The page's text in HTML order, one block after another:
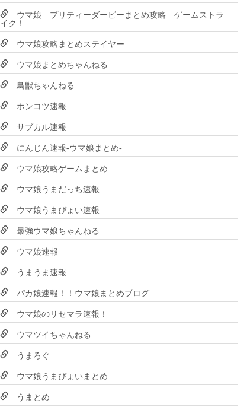
ウマ娘 プリティーダービーまとめ攻略 ゲームストラ
イク！
ウマ娘攻略まとめステイヤー
ウマ娘まとめちゃんねる
鳥獣ちゃんねる
ポンコツ速報
サブカル速報
にんじん速報-ウマ娘まとめ-
ウマ娘攻略ゲームまとめ
ウマ娘うまだっち速報
ウマ娘うまぴょい速報
最強ウマ娘ちゃんねる
ウマ娘速報
うまうま速報
パカ娘速報！！ウマ娘まとめブログ
ウマ娘のリセマラ速報！
ウマツイちゃんねる
うまろぐ
ウマ娘うまぴょいまとめ
うまとめ